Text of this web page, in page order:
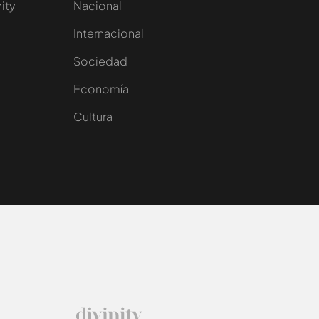
Nacional
Internacional
Sociedad
Economía
Cultura